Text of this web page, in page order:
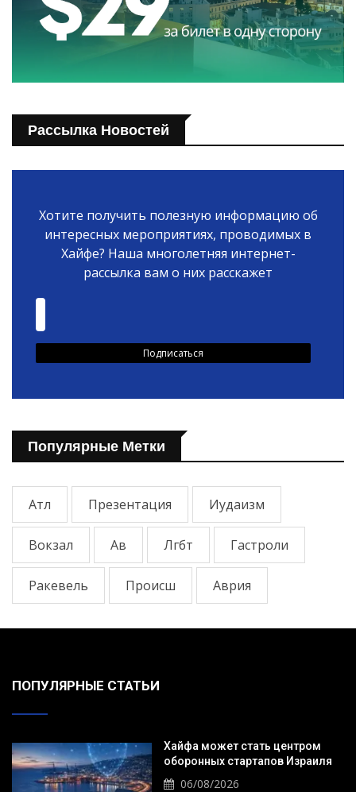
Рассылка Новостей
Хотите получить полезную информацию об
интересных мероприятиях, проводимых в
Хайфе? Наша многолетняя интернет-
рассылка вам о них расскажет
Популярные Метки
Атл Презентация Иудаизм
Вокзал Ав Лгбт Гастроли
Ракевель Происш Аврия
ПОПУЛЯРНЫЕ СТАТЬИ
Хайфа может стать центром
оборонных стартапов Израиля
06/08/2026